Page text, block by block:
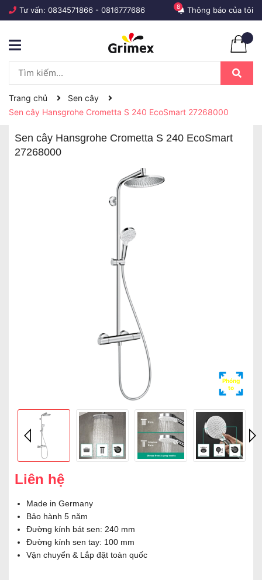
Tư vấn: 0834571866 - 0816777686 Thông báo của tôi
8
Trang chủ
Sen cây
Sen cây Hansgrohe Crometta S 240 EcoSmart 27268000
Sen cây Hansgrohe Crometta S 240 EcoSmart
27268000
Phóng
to
Liên hệ
Made in Germany
Bảo hành 5 năm
Đường kính bát sen: 240 mm
Đường kính sen tay: 100 mm
Vận chuyển & Lắp đặt toàn quốc